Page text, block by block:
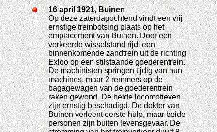
16 april 1921, Buinen
Op deze zaterdagochtend vindt een vrij
ernstige treinbotsing plaats op het
emplacement van Buinen. Door een
verkeerde wisselstand rijdt een
binnenkomende zandtrein uit de richting
Exloo op een stilstaande goederentrein.
De machinisten springen tijdig van hun
machines, maar 2 remmers op de
bagagewagen van de goederentrein
raken gewond. De beide locomotieven
zijn ernstig beschadigd. De dokter van
Buinen verleent eerste hulp, maar beide
personen zijn buiten levensgevaar. De